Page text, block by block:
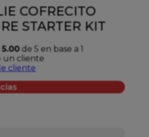
COFRECITO
STARTER KIT
5.00de 5 en base a 1
un cliente
cliente